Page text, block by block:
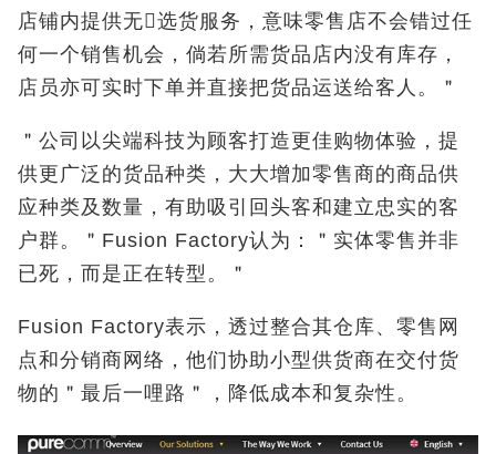
店铺内提供无𧗊选货服务，意味零售店不会错过任
何一个销售机会，倘若所需货品店内没有库存，
店员亦可实时下单并直接把货品运送给客人。＂
＂公司以尖端科技为顾客打造更佳购物体验，提
供更广泛的货品种类，大大增加零售商的商品供
应种类及数量，有助吸引回头客和建立忠实的客
户群。＂Fusion Factory认为：＂实体零售并非
已死，而是正在转型。＂
Fusion Factory表示，透过整合其仓库、零售网
点和分销商网络，他们协助小型供货商在交付货
物的＂最后一哩路＂，降低成本和复杂性。